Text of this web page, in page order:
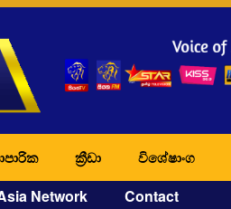
ක්‍රීඩා විශේෂාංග
Network Contact